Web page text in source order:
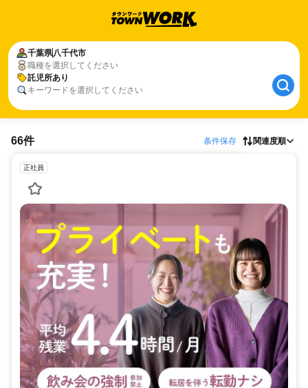
千葉県八千代市
職種を選択してください
託児所あり
キーワードを選択してください
66件 条件保存 関連度順
正社員